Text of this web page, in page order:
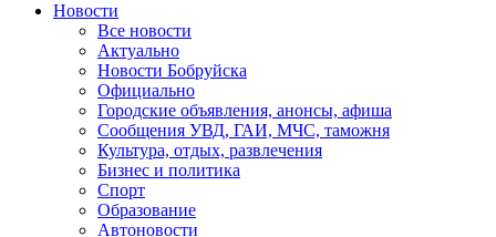
Новости
Все новости
Актуально
Новости Бобруйска
Официально
Городские объявления, анонсы, афиша
Сообщения УВД, ГАИ, МЧС, таможня
Культура, отдых, развлечения
Бизнес и политика
Спорт
Образование
Автоновости